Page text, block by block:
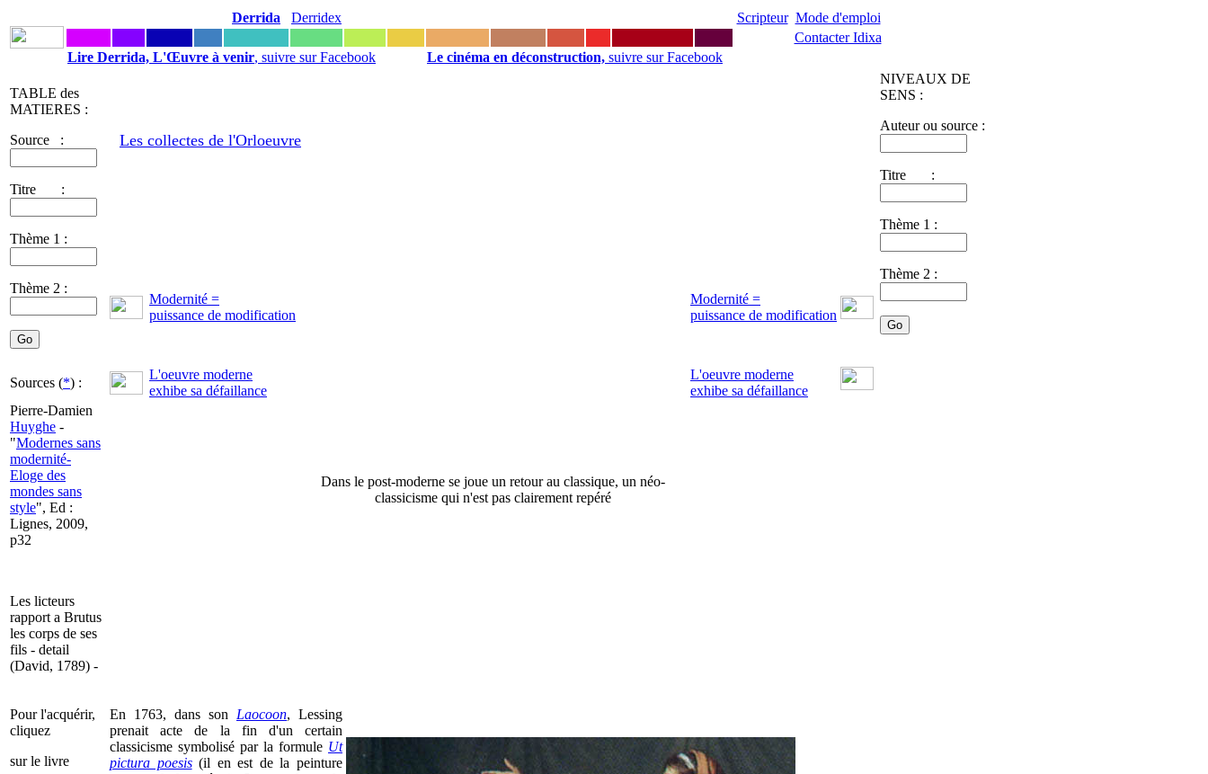
Derrida Derridex Scripteur Mode d'emploi
Contacter Idixa
Lire Derrida, L'Œuvre à venir, suivre sur Facebook Le cinéma en déconstruction, suivre sur Facebook
TABLE des
MATIERES :
Source :
Titre :
Thème 1 :
Thème 2 :
NIVEAUX DE
SENS :
Auteur ou source :
Titre :
Thème 1 :
Thème 2 :
Les collectes de l'Orloeuvre
Modernité =
puissance de modification
Modernité =
puissance de modification
Sources (*) :
L'oeuvre moderne
exhibe sa défaillance
L'oeuvre moderne
exhibe sa défaillance
Pierre-Damien
Huyghe -
"Modernes sans
modernité-
Eloge des
mondes sans
style", Ed :
Lignes, 2009,
p32
Les licteurs
rapport a Brutus
les corps de ses
fils - detail
(David, 1789) -
Dans le post-moderne se joue un retour au classique, un néo-
classicisme qui n'est pas clairement repéré
Pour l'acquérir,
cliquez
sur le livre
En 1763, dans son Laocoon, Lessing
prenait acte de la fin d'un certain
classicisme symbolisé par la formule Ut
pictura poesis(il en est de la peinture